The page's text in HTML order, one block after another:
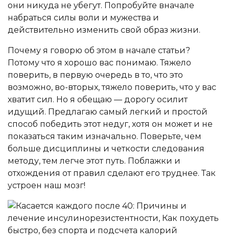
они никуда не убегут. Попробуйте вначале
набраться силы воли и мужества и
действительно изменить свой образ жизни.
Почему я говорю об этом в начале статьи?
Потому что я хорошо вас понимаю. Тяжело
поверить, в первую очередь в то, что это
возможно, во-вторых, тяжело поверить, что у вас
хватит сил. Но я обещаю — дорогу осилит
идущий. Предлагаю самый легкий и простой
способ победить этот недуг, хотя он может и не
показаться таким изначально. Поверьте, чем
больше дисциплины и четкости следования
методу, тем легче этот путь. Поблажки и
отхождения от правил сделают его труднее. Так
устроен наш мозг!